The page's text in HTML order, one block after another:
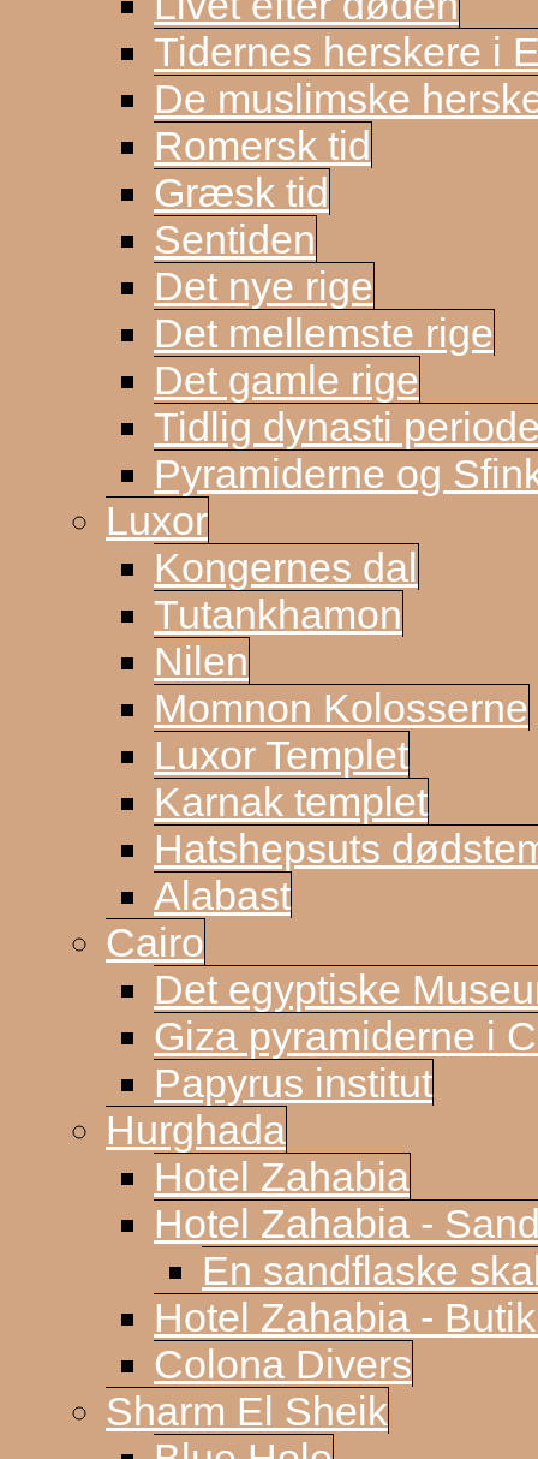
Tidernes herskere i
De muslimske
Romersk tid
Græsk tid
Sentiden
Det nye rige
Det mellemste rige
Det gamle rige
Tidlig dynasti
Pyramiderne og
Luxor
Kongernes dal
Tutankhamon
Nilen
Momnon Kolosserne
Luxor Templet
Karnak templet
Hatshepsuts
Alabast
Cairo
Det egyptiske
Giza pyramiderne i
Papyrus institut
Hurghada
Hotel Zahabia
Hotel Zahabia -
En sandflaske
Hotel Zahabia -
Colona Divers
Sharm El Sheik